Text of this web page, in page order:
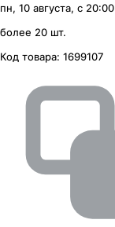
пн, 10 августа, с 20:00
более 20 шт.
Код товара: 1699107